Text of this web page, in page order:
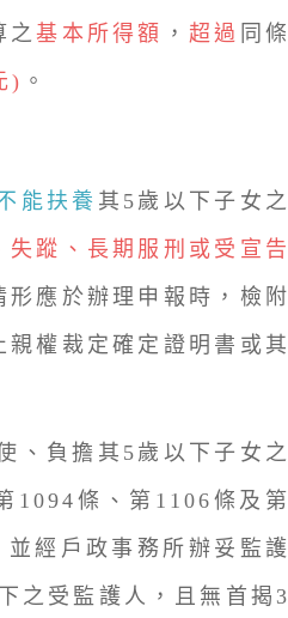
之基本所得額 ， 超過 同條
) 。
能扶養 其5歲以下子女之
失蹤、長期服刑或受宣告
形應於辦理申報時，檢附
權裁定確定證明書或其
負擔其5歲以下子女之
1094條、第1106條及第
經戶政事務所辦妥監護
之受監護人，且無首揭3